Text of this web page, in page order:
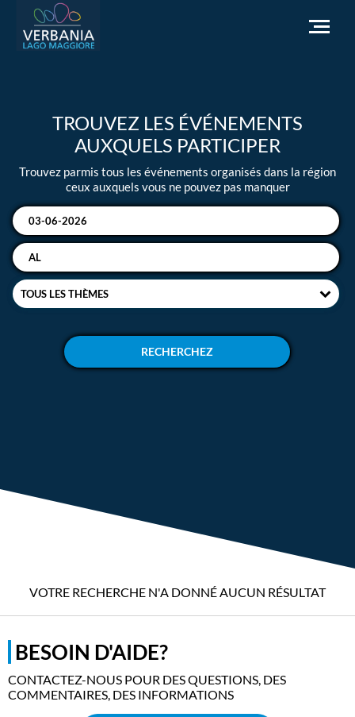
Comment se rendre
Office du tourisme
Météo
Besoin d'aide?
Accédez au site officiel
TROUVEZ LES ÉVÉNEMENTS
AUXQUELS PARTICIPER
Trouvez parmis tous les événements organisés dans la région
ceux auxquels vous ne pouvez pas manquer
TOUS LES THÈMES
VOTRE RECHERCHE N'A DONNÉ AUCUN RÉSULTAT
BESOIN D'AIDE?
CONTACTEZ-NOUS POUR DES QUESTIONS, DES
COMMENTAIRES, DES INFORMATIONS